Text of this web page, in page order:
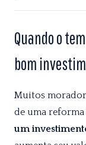
Quando o
bom
Muitos
de uma
um